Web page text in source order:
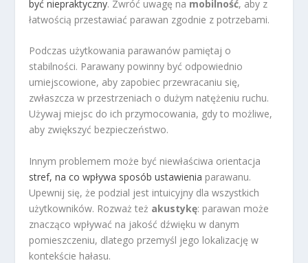
być niepraktyczny. Zwróć uwagę na mobilność, aby z
łatwością przestawiać parawan zgodnie z potrzebami.
Podczas użytkowania parawanów pamiętaj o
stabilności. Parawany powinny być odpowiednio
umiejscowione, aby zapobiec przewracaniu się,
zwłaszcza w przestrzeniach o dużym natężeniu ruchu.
Używaj miejsc do ich przymocowania, gdy to możliwe,
aby zwiększyć bezpieczeństwo.
Innym problemem może być niewłaściwa orientacja
stref, na co wpływa sposób ustawienia parawanu.
Upewnij się, że podzial jest intuicyjny dla wszystkich
użytkowników. Rozważ też akustykę: parawan może
znacząco wpływać na jakość dźwięku w danym
pomieszczeniu, dlatego przemyśl jego lokalizację w
kontekście hałasu.